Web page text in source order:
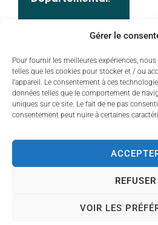
Gérer le
Pour fournir les meilleures expériences,
telles que les cookies pour stocker et / ou
l’appareil. Le consentement à ces
données telles que le comportement de
uniques sur ce site. Le fait de ne pas
consentement peut nuire à certaines
REFUSER
VOIR LES
Le Centre
social et
familial
Le Centre social et
familial regroupe
activités et
du Conseil